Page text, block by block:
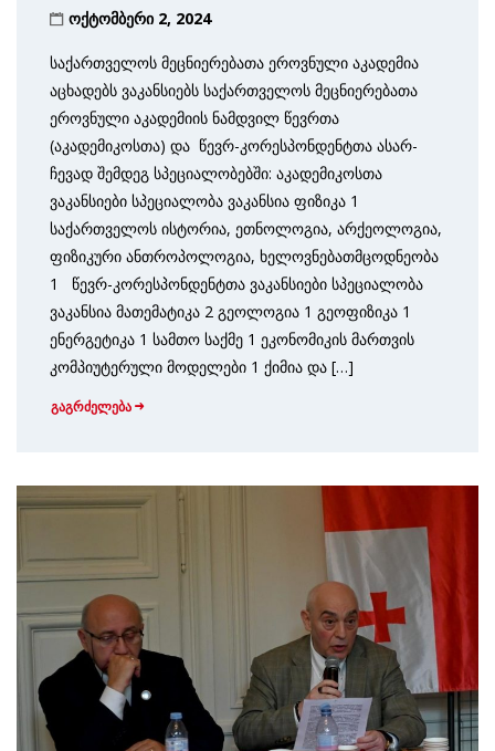
ოქტომბერი 2, 2024
საქართველოს მეცნიერებათა ეროვნული აკადემია
აცხადებს ვაკანსიებს საქარ­თვე­ლოს მეცნიერებათა
ეროვნული აკადემიის ნამდვილ წევრთა
(აკადემიკოსთა) და წევრ-კორესპონდენტთა ასარ­
ჩევად შემდეგ სპეციალობებში: აკადემიკოსთა
ვაკანსიები სპეციალობა ვაკანსია ფიზიკა 1
საქართველოს ისტორია, ეთნოლოგია, არქეოლოგია,
ფიზიკური ანთროპოლოგია, ხელოვნებათმცოდნეობა
1 წევრ-კორესპონდენტთა ვაკანსიები სპეციალობა
ვაკანსია მათემატიკა 2 გეოლოგია 1 გეოფიზიკა 1
ენერგეტიკა 1 სამთო საქმე 1 ეკონომიკის მართვის
კომპიუტერული მოდელები 1 ქიმია და […]
გაგრძელება